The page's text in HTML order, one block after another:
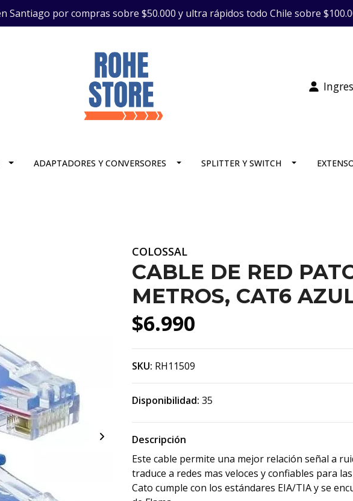
Santiago por compras sobre $50.000 y ultra rápidos todo Chile sobre
ADAPTADORES Y CONVERSORES SPLITTER Y SWITCH
COLOSSAL
CABLE DE RED
METROS, CAT6
$6.990
SKU: RH11509
Disponibilidad: 35
Descripción
Este cable permite una mejor relación señal a
traduce a redes mas veloces y confiables para
Cato cumple con los estándares EIA/TIA y se